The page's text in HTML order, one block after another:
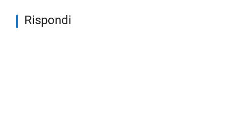
Rispondi